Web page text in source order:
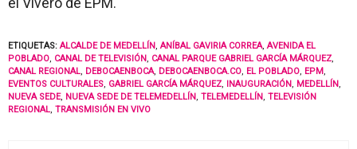
ETIQUETAS: ALCALDE DE MEDELLÍN ,ANÍBAL GAVIRIA CORREA,AVENIDA EL
POBLADO, CANAL DE TELEVISIÓN , CANAL PARQUE GABRIEL GARCÍA MÁRQUEZ,
CANAL REGIONAL, DEBOCAENBOCA, DEBOCAENBOCA.CO, EL POBLADO, EPM ,
EVENTOS CULTURALES, GABRIEL GARCÍA MÁRQUEZ, INAUGURACIÓN , MEDELLÍN ,
NUEVA SEDE, NUEVA SEDE DE TELEMEDELLÍN , TELEMEDELLÍN , TELEVISIÓN
REGIONAL, TRANSMISIÓN EN VIVO